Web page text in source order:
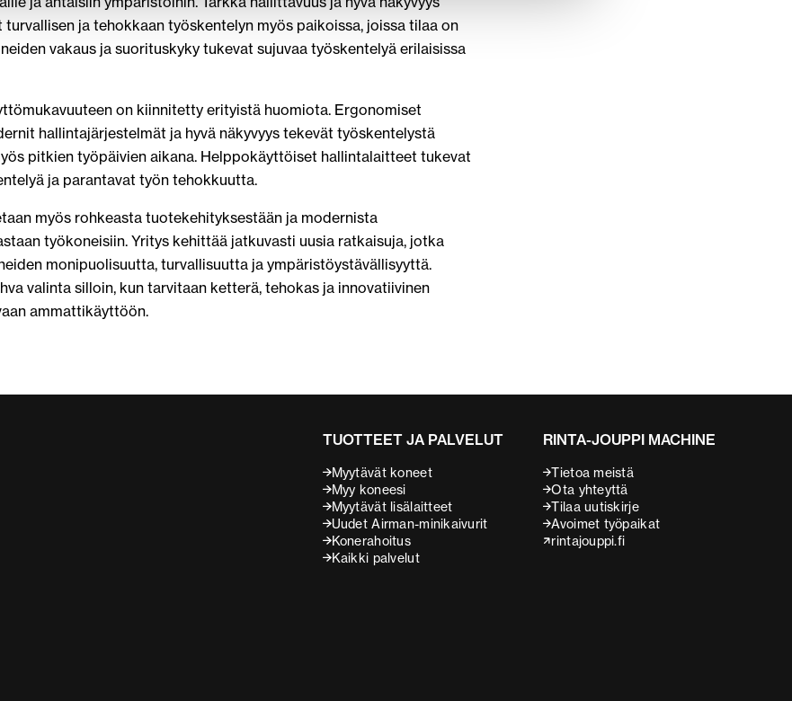
turvallisen ja tehokkaan työskentelyn myös paikoissa, joissa tilaa on
vakaus ja suorituskyky tukevat sujuvaa työskentelyä erilaisissa
on kiinnitetty erityistä huomiota. Ergonomiset
hallintajärjestelmät ja hyvä näkyvyys tekevät työskentelystä
pitkien työpäivien aikana. Helppokäyttöiset hallintalaitteet tukevat
ja parantavat työn tehokkuutta.
myös rohkeasta tuotekehityksestään ja modernista
työkoneisiin. Yritys kehittää jatkuvasti uusia ratkaisuja, jotka
monipuolisuutta, turvallisuutta ja ympäristöystävällisyyttä.
valinta silloin, kun tarvitaan ketterä, tehokas ja innovatiivinen
ammattikäyttöön.
TUOTTEET JA PALVELUT
Myytävät koneet
Myy koneesi
Myytävät lisälaitteet
Uudet Airman-minikaivurit
Konerahoitus
Kaikki palvelut
RINTA-JOUPPI MACHINE
Tietoa meistä
Ota yhteyttä
Tilaa uutiskirje
Avoimet työpaikat
rintajouppi.fi